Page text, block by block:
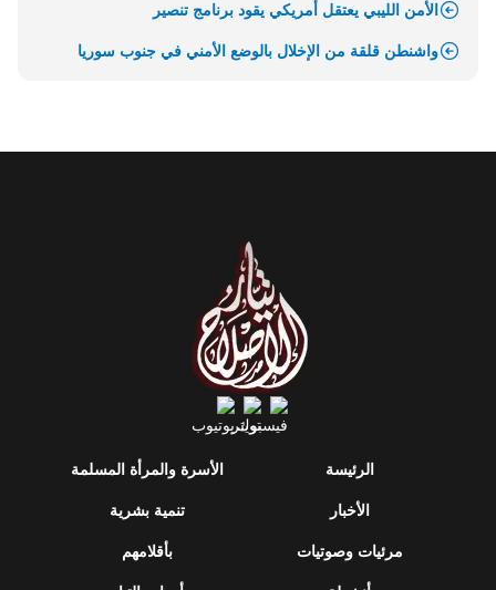
الأمن الليبي يعتقل أمريكي يقود برنامج تنصير
واشنطن قلقة من الإخلال بالوضع الأمني في جنوب سوريا
الرئيسة
الأخبار
مرئيات وصوتيات
الأسرة والمرأة المسلمة
تنمية بشرية
بأقلامهم